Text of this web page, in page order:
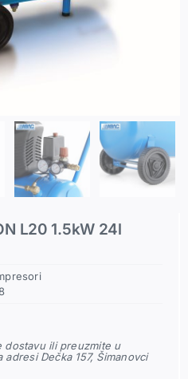
priključci
delovi
L20 1.5kW 24l
dostavu ili preuzmite u
Dečka 157, Šimanovci